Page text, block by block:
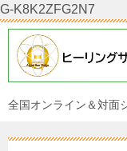
G-K8K2ZFG2N7
全国オンライン＆対面